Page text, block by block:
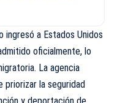
ingresó a Estados Unidos
oficialmente, lo
La agencia
la seguridad